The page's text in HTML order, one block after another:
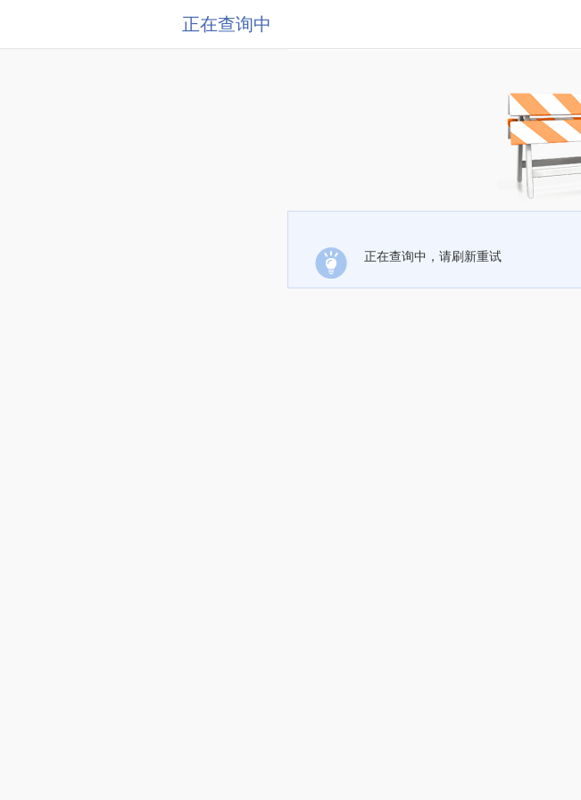
正在查询中
正在查询中，请刷新重试